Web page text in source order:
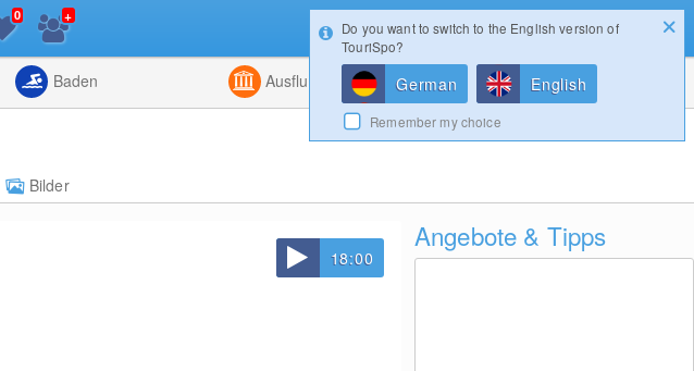
Listenansicht
Kombiniert
0 +
Baden Ausflugsziele Magazin
Bilder
18:00
Angebote & Tipps
Login
Do you want to switch to the English version of
TouriSpo?
German English
Remember my choice
Konfigurator Gewinnspiele